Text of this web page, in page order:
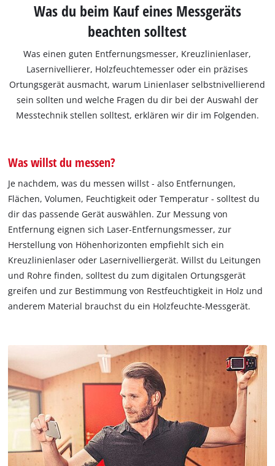
Was du beim Kauf eines Messgeräts
beachten solltest
Was einen guten Entfernungsmesser, Kreuzlinienlaser,
Lasernivellierer, Holzfeuchtemesser oder ein präzises
Ortungsgerät ausmacht, warum Linienlaser selbstnivellierend
sein sollten und welche Fragen du dir bei der Auswahl der
Messtechnik stellen solltest, erklären wir dir im Folgenden.
Was willst du messen?
Je nachdem, was du messen willst - also Entfernungen,
Flächen, Volumen, Feuchtigkeit oder Temperatur - solltest du
dir das passende Gerät auswählen. Zur Messung von
Entfernung eignen sich Laser-Entfernungsmesser, zur
Herstellung von Höhenhorizonten empfiehlt sich ein
Kreuzlinienlaser oder Lasernivelliergerät. Willst du Leitungen
und Rohre finden, solltest du zum digitalen Ortungsgerät
greifen und zur Bestimmung von Restfeuchtigkeit in Holz und
anderem Material brauchst du ein Holzfeuchte-Messgerät.